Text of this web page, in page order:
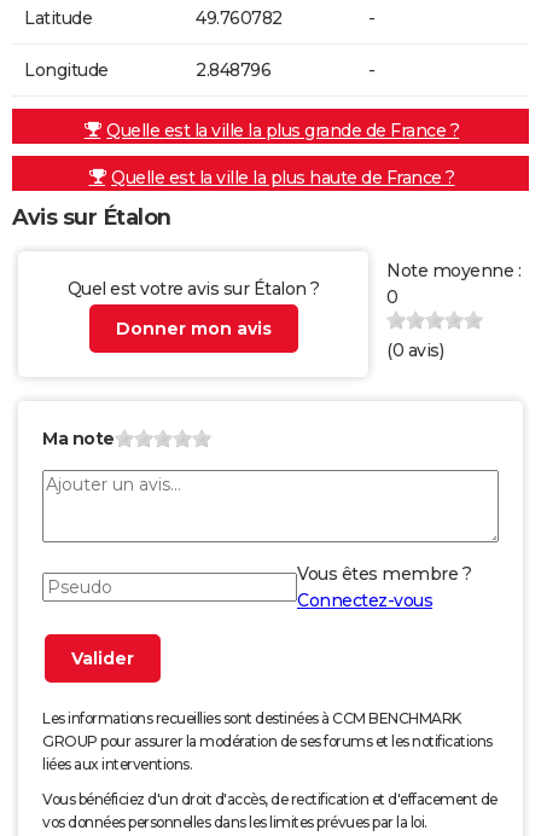
Latitude 49.760782 -
Longitude 2.848796 -
Quelle est la ville la plus grande de France ?
Quelle est la ville la plus haute de France ?
Avis sur Étalon
Quel est votre avis sur Étalon ?
Donner mon avis
Note moyenne :
0
(0 avis)
Ma note
Vous êtes membre ?
Connectez-vous
Les informations recueillies sont destinées à CCM BENCHMARK
GROUP pour assurer la modération de ses forums et les notifications
liées aux interventions.
Vous bénéficiez d'un droit d'accès, de rectification et d'effacement de
vos données personnelles dans les limites prévues par la loi.